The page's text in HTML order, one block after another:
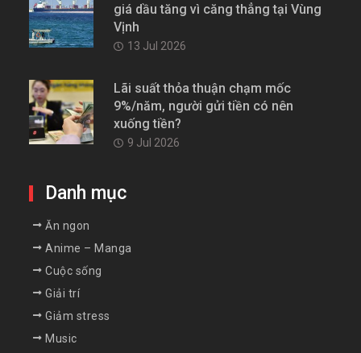
giá dầu tăng vì căng thẳng tại Vùng
Vịnh
13 Jul 2026
Lãi suất thỏa thuận chạm mốc
9%/năm, người gửi tiền có nên
xuống tiền?
9 Jul 2026
Danh mục
Ăn ngon
Anime – Manga
Cuộc sống
Giải trí
Giảm stress
Music